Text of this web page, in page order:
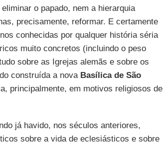
o papado, nem a hierarquia
precisamente, reformar. E certamente
conhecidas por qualquer história séria
muito concretos (incluindo o peso
sobre as Igrejas alemãs e sobre os
construída a nova Basílica de São
principalmente, em motivos religiosos de
já havido, nos séculos anteriores,
sobre a vida de eclesiásticos e sobre